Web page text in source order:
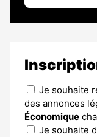
Je souhaite
des annonces
Économique
Je souhaite